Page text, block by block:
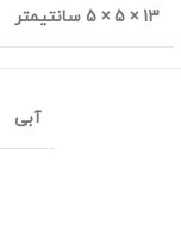
13 × 5 × 5 سانتیمتر
آبی